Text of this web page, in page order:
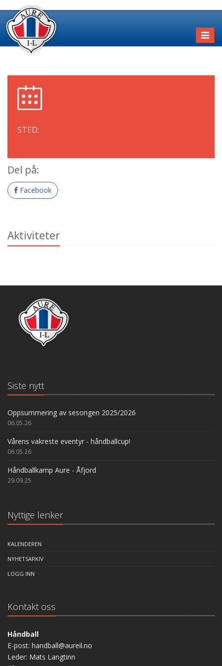
STED:
Del på:
Facebook
Aktiviteter
Siste nytt
Oppsummering av sesongen 2025/2026
06.05.26
Vårens vakreste eventyr - håndballcup!
06.05.26
Håndballkamp Aure - Åfjord
29.09.25
Nyttige lenker
KALENDEREN
NYHETSARKIV
LOGG INN
Kontakt oss
Håndball
E-post: handball@aureil.no
Leder: Mats Langtinn